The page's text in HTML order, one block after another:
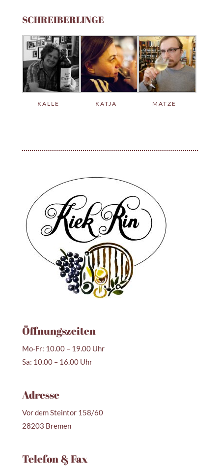
SCHREIBERLINGE
KALLE KATJA MATZE
Öffnungszeiten
Mo-Fr: 10.00 – 19.00 Uhr
Sa: 10.00 – 16.00 Uhr
Adresse
Vor dem Steintor 158/60
28203 Bremen
Telefon & Fax